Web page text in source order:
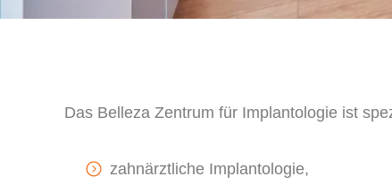
Das Belleza Zentrum für Implantologie ist
zahnärztliche Implantologie,